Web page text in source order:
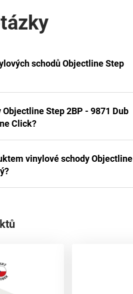
schodů Objectline Step
Step 2BP - 9871 Dub
Click?
vinylové schody Objectline